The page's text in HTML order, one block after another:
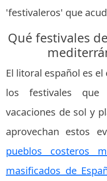
'festivaleros' que
Qué festivales
El litoral español es
los festivales que
vacaciones de sol y
aprovechan estos
pueblos costeros
masificados de